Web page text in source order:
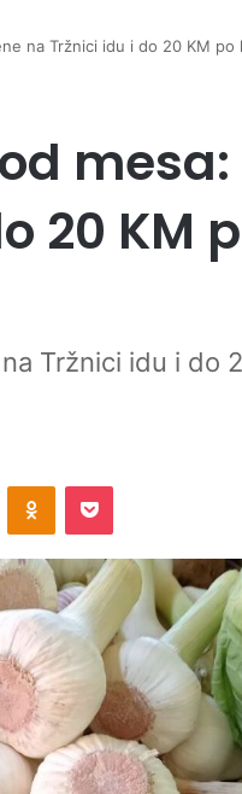
na Tržnici idu i do 20 KM po
mesa:
20 KM
Tržnici idu i do